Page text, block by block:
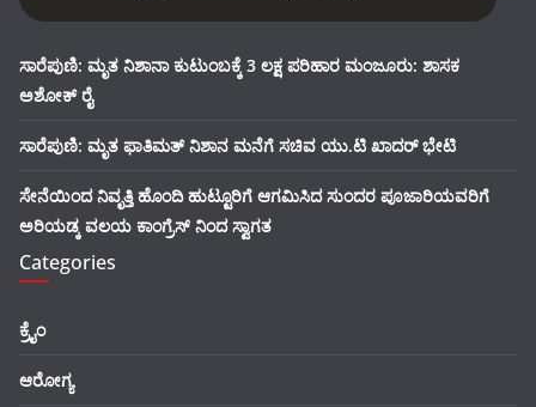
ಸಾರೆಪುಣಿ: ಮೃತ ನಿಶಾನಾ ಕುಟುಂಬಕ್ಕೆ 3 ಲಕ್ಷ ಪರಿಹಾರ ಮಂಜೂರು: ಶಾಸಕ
ಅಶೋಕ್ ರೈ
ಸಾರೆಪುಣಿ: ಮೃತ ಫಾತಿಮತ್ ನಿಶಾನ ಮನೆಗೆ ಸಚಿವ ಯು.ಟಿ ಖಾದರ್ ಭೇಟಿ
ಸೇನೆಯಿಂದ ನಿವೃತ್ತಿ ಹೊಂದಿ ಹುಟ್ಟೂರಿಗೆ ಆಗಮಿಸಿದ ಸುಂದರ ಪೂಜಾರಿಯವರಿಗೆ
ಅರಿಯಡ್ಕ ವಲಯ ಕಾಂಗ್ರೆಸ್ ನಿಂದ ಸ್ವಾಗತ
Categories
ಕ್ರೈಂ
ಆರೋಗ್ಯ